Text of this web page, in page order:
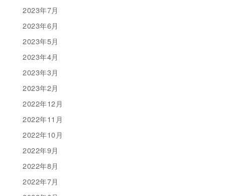
2023年7月
2023年6月
2023年5月
2023年4月
2023年3月
2023年2月
2022年12月
2022年11月
2022年10月
2022年9月
2022年8月
2022年7月